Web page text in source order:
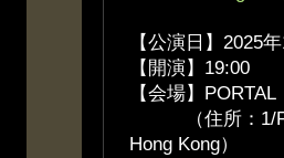
【公演日】2025
【開演】19:00
【会場】PORTAL
（住所：1/F,
Hong Kong）